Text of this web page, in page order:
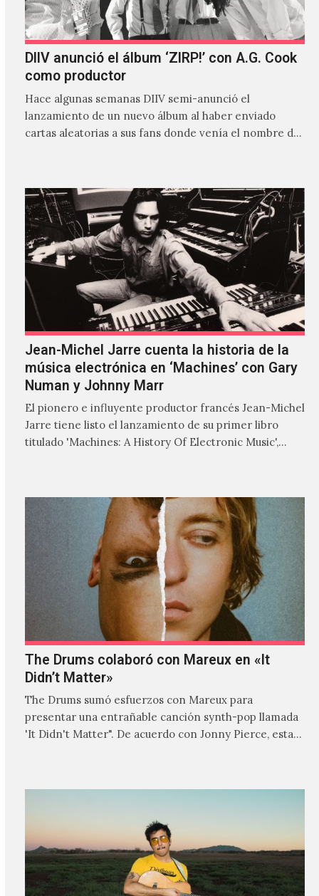
DIIV anunció el álbum ‘ZIRP!’ con A.G. Cook
como productor
Hace algunas semanas DIIV semi-anunció el
lanzamiento de un nuevo álbum al haber enviado
cartas aleatorias a sus fans donde venía el nombre de
Jean-Michel Jarre cuenta la historia de la
música electrónica en ‘Machines’ con Gary
Numan y Johnny Marr
El pionero e influyente productor francés Jean-Michel
Jarre tiene listo el lanzamiento de su primer libro
titulado 'Machines: A History Of Electronic Music',
The Drums colaboró con Mareux en «It
Didn’t Matter»
The Drums sumó esfuerzos con Mareux para
presentar una entrañable canción synth-pop llamada
'It Didn't Matter". De acuerdo con Jonny Pierce, esta